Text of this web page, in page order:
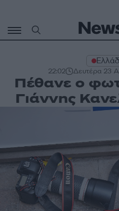
περιεχόμενο
22:02 Δευτέρα 23
Πέθανε ο
Γιάννης